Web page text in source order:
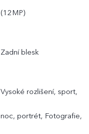
(12MP)
Zadní blesk
Vysoké rozlišení, sport,
noc, portrét, Fotografie,